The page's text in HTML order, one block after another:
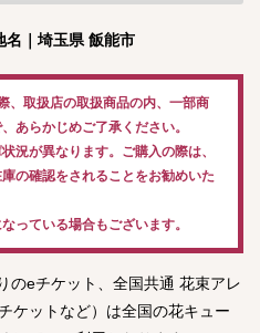
｜埼玉県 飯能市
、取扱店の取扱商品の内、一部商
あらかじめご了承ください。
況が異なります。ご購入の際は、
の確認をされることをお勧めいた
っている場合もございます。
のeチケット、全国共通 花束アレ
ケットなど）は全国の花キュー